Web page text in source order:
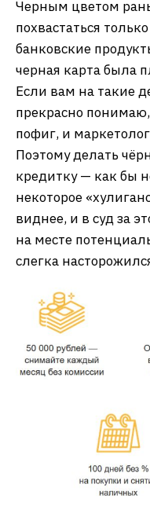
Черным цветом
похвастаться
банковские
черная карта была
Если вам на такие
прекрасно
пофиг, и
Поэтому делать
кредитку — как бы
некоторое
виднее, и в суд за
на месте
слегка